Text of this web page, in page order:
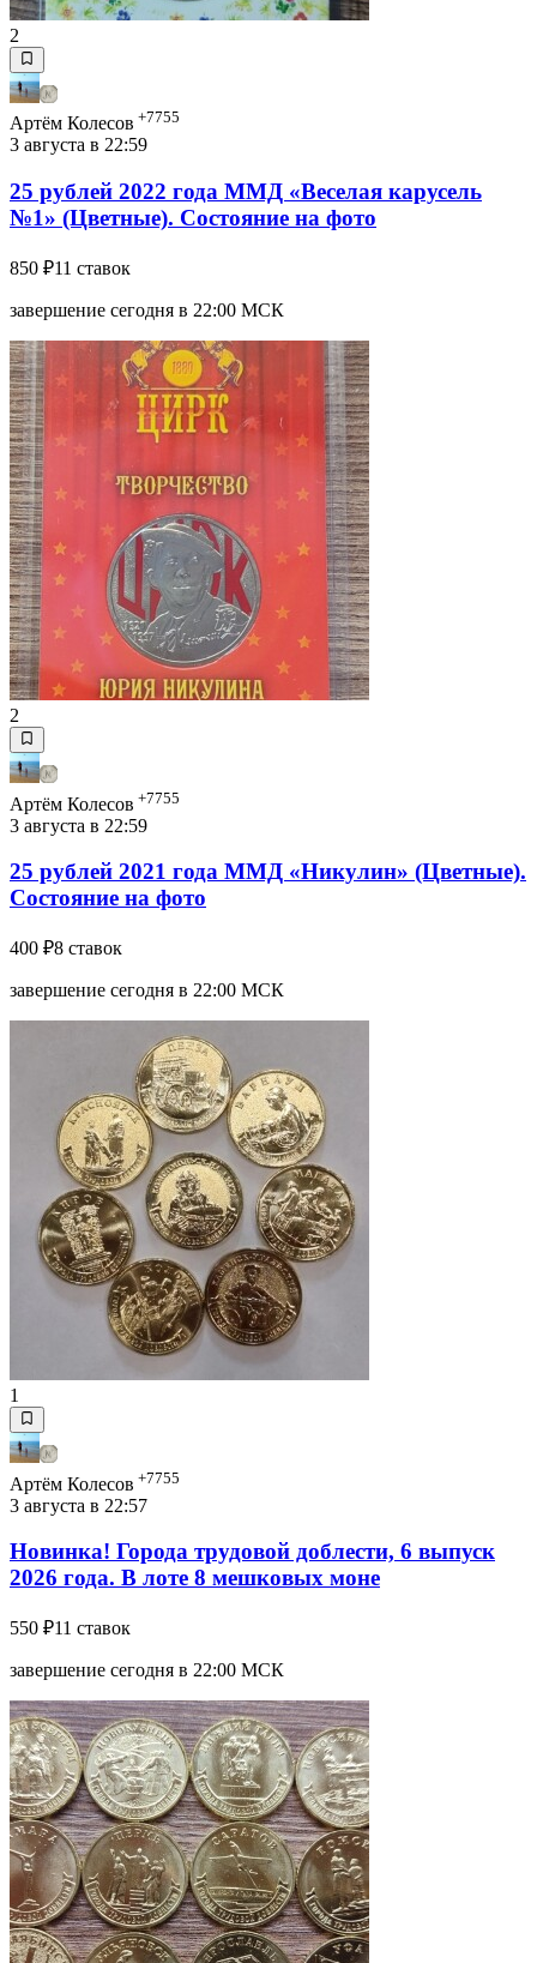
2
Артём Колесов +7755
3 августа в 22:59
25 рублей 2022 года ММД «Веселая карусель
№1» (Цветные). Состояние на фото
850 ₽11 ставок
завершение сегодня в 22:00 МСК
2
Артём Колесов +7755
3 августа в 22:59
25 рублей 2021 года ММД «Никулин» (Цветные).
Состояние на фото
400 ₽8 ставок
завершение сегодня в 22:00 МСК
1
Артём Колесов +7755
3 августа в 22:57
Новинка! Города трудовой доблести, 6 выпуск
2026 года. В лоте 8 мешковых моне
550 ₽11 ставок
завершение сегодня в 22:00 МСК